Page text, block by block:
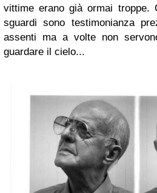
vittime erano già ormai troppe.
sguardi sono testimonianza
assenti ma a volte non
guardare il cielo...